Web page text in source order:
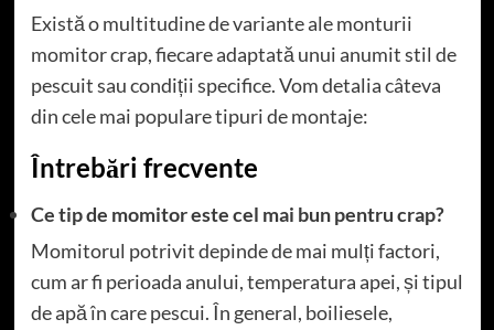
Există o multitudine de variante ale monturii
momitor crap, fiecare adaptată unui anumit stil de
pescuit sau condiții specifice. Vom detalia câteva
din cele mai populare tipuri de montaje:
Întrebări frecvente
Ce tip de momitor este cel mai bun pentru crap?
Momitorul potrivit depinde de mai mulți factori,
cum ar fi perioada anului, temperatura apei, și tipul
de apă în care pescui. În general, boiliesele,